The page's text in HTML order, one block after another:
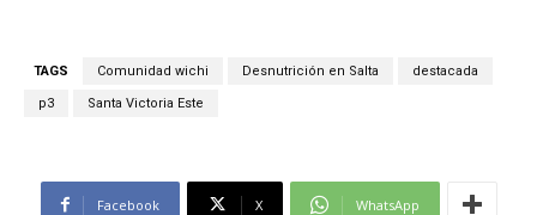
TAGS Comunidad wichi Desnutrición en Salta destacada
p3 Santa Victoria Este
Facebook X WhatsApp